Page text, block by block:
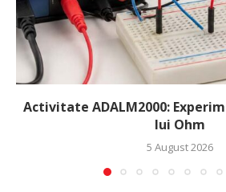
Activitate ADALM2000:
lui Ohm
5 August 2026